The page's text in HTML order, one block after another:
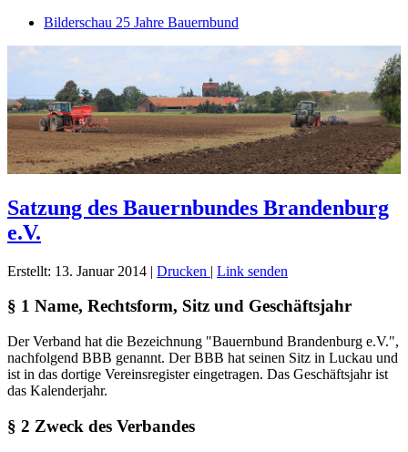
Bilderschau 25 Jahre Bauernbund
Satzung des Bauernbundes Brandenburg
e.V.
Erstellt: 13. Januar 2014 | Drucken | Link senden
§ 1 Name, Rechtsform, Sitz und Geschäftsjahr
Der Verband hat die Bezeichnung "Bauernbund Brandenburg e.V.",
nachfolgend BBB genannt. Der BBB hat seinen Sitz in Luckau und
ist in das dortige Vereinsregister eingetragen. Das Geschäftsjahr ist
das Kalenderjahr.
§ 2 Zweck des Verbandes